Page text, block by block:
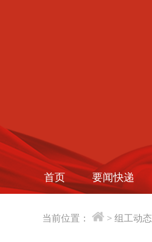
首页 要闻快递
当前位置： > 组工动态